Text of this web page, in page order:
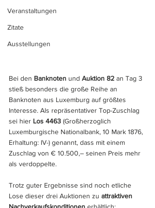
Veranstaltungen
Zitate
Ausstellungen
Bei den Banknoten und Auktion 82 an Tag 3
stieß besonders die große Reihe an
Banknoten aus Luxemburg auf größtes
Interesse. Als repräsentativer Top-Zuschlag
sei hier Los 4463 (Großherzoglich
Luxemburgische Nationalbank, 10 Mark 1876,
Erhaltung: IV-) genannt, dass mit einem
Zuschlag von € 10.500,– seinen Preis mehr
als verdoppelte.
Trotz guter Ergebnisse sind noch etliche
Lose dieser drei Auktionen zu attraktiven